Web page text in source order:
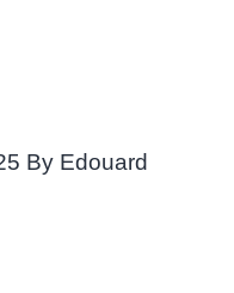
By Edouard